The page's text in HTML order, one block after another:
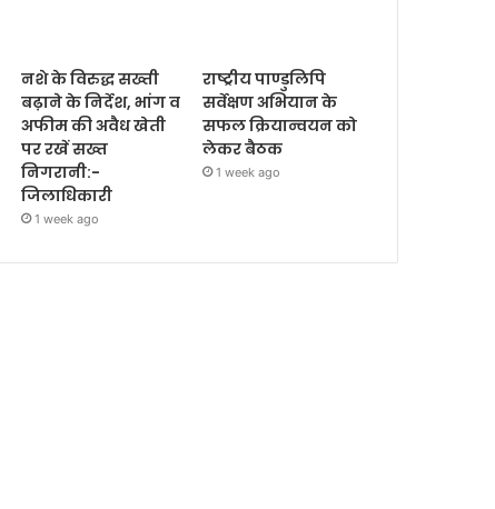
नशे के विरुद्ध सख्ती
बढ़ाने के निर्देश, भांग व
अफीम की अवैध खेती
पर रखें सख्त
निगरानी:-
जिलाधिकारी
1 week ago
राष्ट्रीय पाण्डुलिपि
सर्वेक्षण अभियान के
सफल क्रियान्वयन को
लेकर बैठक
1 week ago